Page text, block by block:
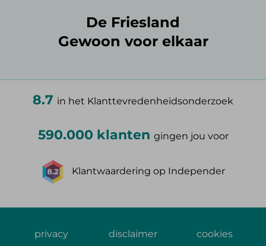
De Friesland
Gewoon voor elkaar
8.7 in het Klanttevredenheidsonderzoek
590.000 klanten gingen jou voor
Klantwaardering op Independer
privacy disclaimer cookies